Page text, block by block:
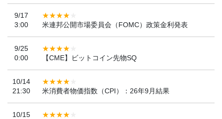
9/17
3:00
米連邦公開市場委員会（FOMC）政策金利発表
9/25
0:00
【CME】ビットコイン先物SQ
10/14
21:30
米消費者物価指数（CPI）：26年9月結果
10/15